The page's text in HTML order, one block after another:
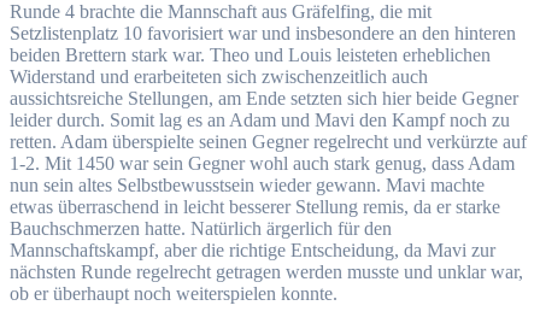
Runde 4 brachte die Mannschaft aus Gräfelfing, die mit
Setzlistenplatz 10 favorisiert war und insbesondere an den hinteren
beiden Brettern stark war. Theo und Louis leisteten erheblichen
Widerstand und erarbeiteten sich zwischenzeitlich auch
aussichtsreiche Stellungen, am Ende setzten sich hier beide Gegner
leider durch. Somit lag es an Adam und Mavi den Kampf noch zu
retten. Adam überspielte seinen Gegner regelrecht und verkürzte auf
1-2. Mit 1450 war sein Gegner wohl auch stark genug, dass Adam
nun sein altes Selbstbewusstsein wieder gewann. Mavi machte
etwas überraschend in leicht besserer Stellung remis, da er starke
Bauchschmerzen hatte. Natürlich ärgerlich für den
Mannschaftskampf, aber die richtige Entscheidung, da Mavi zur
nächsten Runde regelrecht getragen werden musste und unklar war,
ob er überhaupt noch weiterspielen konnte.